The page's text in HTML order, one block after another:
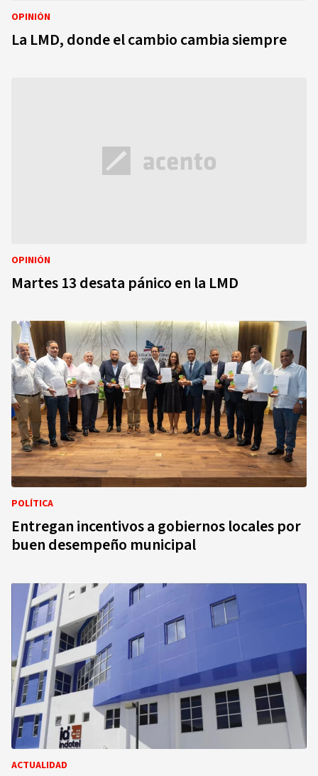
OPINIÓN
La LMD, donde el cambio cambia siempre
OPINIÓN
Martes 13 desata pánico en la LMD
POLÍTICA
Entregan incentivos a gobiernos locales por
buen desempeño municipal
ACTUALIDAD